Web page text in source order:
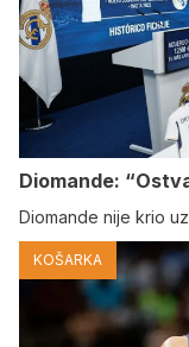
Diomande:
Diomande nije krio
KOŠARKA